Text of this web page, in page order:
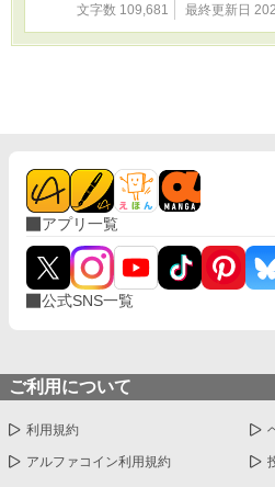
文字数 109,681 最終更新日
アプリ一覧
公式SNS一覧
ご利用について
利用規約
アルファコイン利用規約